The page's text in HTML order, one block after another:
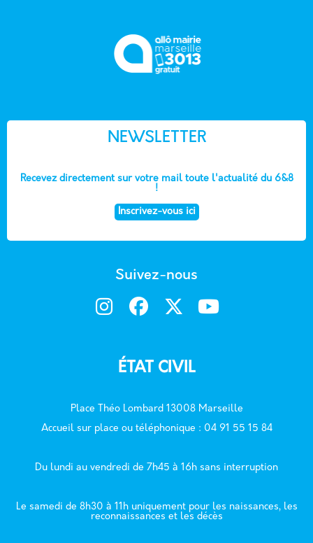
NEWSLETTER
Recevez directement sur votre mail toute l'actualité du 6&8
!
Inscrivez-vous ici
Suivez-nous
ÉTAT CIVIL
Place Théo Lombard 13008 Marseille
Accueil sur place ou téléphonique : 04 91 55 15 84
Du lundi au vendredi de 7h45 à 16h sans interruption
Le samedi de 8h30 à 11h uniquement pour les naissances, les
reconnaissances et les décès